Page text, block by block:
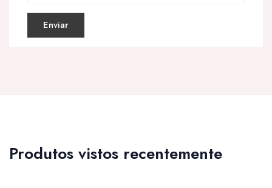
Produtos vistos recentemente